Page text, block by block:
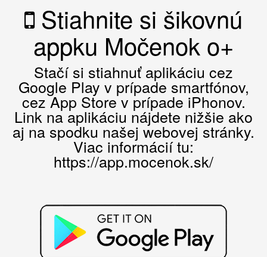
Stiahnite si šikovnú
appku Močenok o+
Stačí si stiahnuť aplikáciu cez
Google Play v prípade smartfónov,
cez App Store v prípade iPhonov.
Link na aplikáciu nájdete nižšie ako
aj na spodku našej webovej stránky.
Viac informácií tu:
https://app.mocenok.sk/